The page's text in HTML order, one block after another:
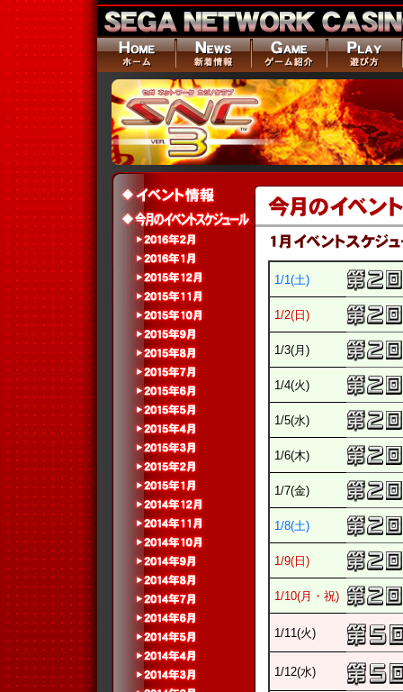
1/1(土)
1/2(日)
1/3(月)
1/4(火)
1/5(水)
1/6(木)
1/7(金)
1/8(土)
1/9(日)
1/10(月・祝)
1/11(火)
1/12(水)